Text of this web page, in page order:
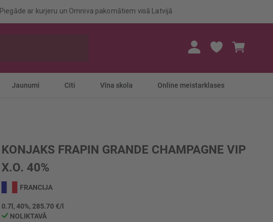
Piegāde ar kurjeru un Omniva pakomātiem visā Latvijā
Jaunumi Citi Vīna skola Online meistarklases
KONJAKS FRAPIN GRANDE CHAMPAGNE VIP
X.O. 40%
FRANCIJA
0.7l, 40%, 285.70 €/l
NOLIKTAVĀ